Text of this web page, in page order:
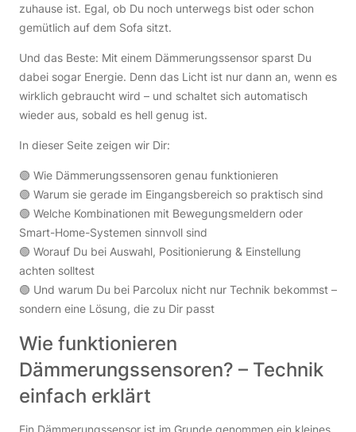
zuhause ist. Egal, ob Du noch unterwegs bist oder schon
gemütlich auf dem Sofa sitzt.
Und das Beste: Mit einem Dämmerungssensor sparst Du
dabei sogar Energie. Denn das Licht ist nur dann an, wenn es
wirklich gebraucht wird – und schaltet sich automatisch
wieder aus, sobald es hell genug ist.
In dieser Seite zeigen wir Dir:
🟢 Wie Dämmerungssensoren genau funktionieren
🟢 Warum sie gerade im Eingangsbereich so praktisch sind
🟢 Welche Kombinationen mit Bewegungsmeldern oder
Smart-Home-Systemen sinnvoll sind
🟢 Worauf Du bei Auswahl, Positionierung & Einstellung
achten solltest
🟢 Und warum Du bei Parcolux nicht nur Technik bekommst –
sondern eine Lösung, die zu Dir passt
Wie funktionieren
Dämmerungssensoren? – Technik
einfach erklärt
Ein Dämmerungssensor ist im Grunde genommen ein kleines